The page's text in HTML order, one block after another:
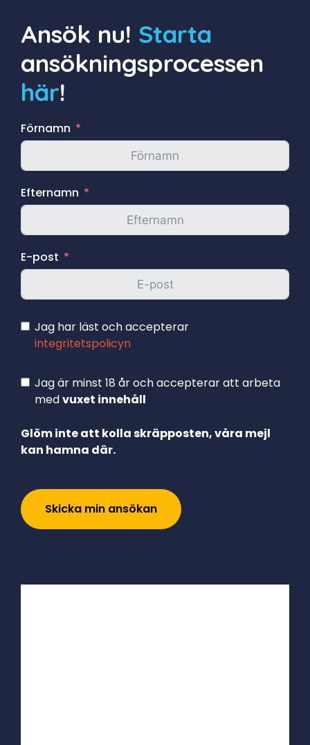
Ansök nu! Starta
ansökningsprocessen
här!
Förnamn
Efternamn
E-post
Jag har läst och accepterar
integritetspolicyn
Jag är minst 18 år och accepterar att arbeta
medvuxet innehåll
Glöm inte att kolla skräpposten, våra mejl
kan hamna där.
Skicka min ansökan